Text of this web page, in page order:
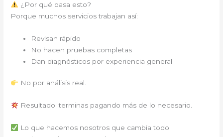
¿Por qué pasa esto?
Porque muchos servicios trabajan así:
Revisan rápido
No hacen pruebas completas
Dan diagnósticos por experiencia general
No por análisis real.
Resultado: terminas pagando más de lo necesario.
Lo que hacemos nosotros que cambia todo